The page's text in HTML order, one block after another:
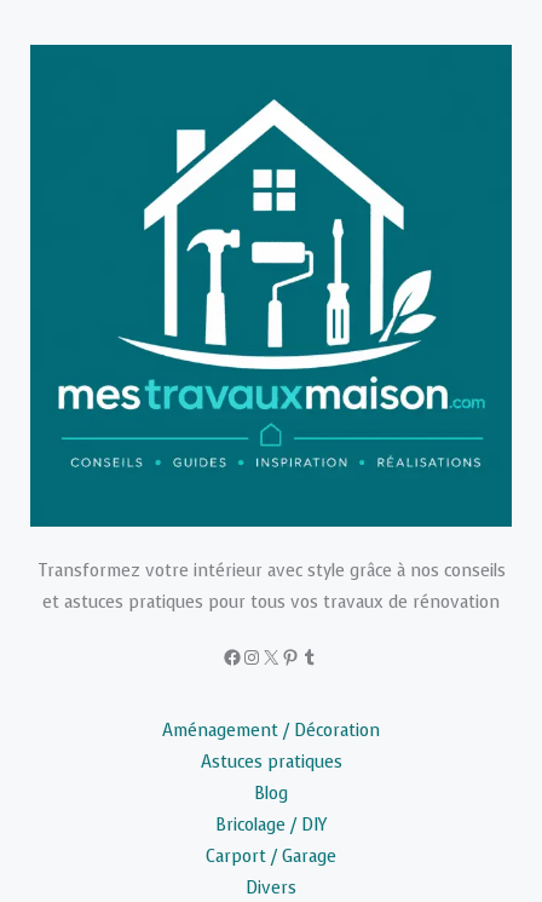
Transformez votre intérieur avec style grâce à nos conseils
et astuces pratiques pour tous vos travaux de rénovation
Facebook
Instagram
X Pinterest
Tumblr
Aménagement / Décoration
Astuces pratiques
Blog
Bricolage / DIY
Carport / Garage
Divers